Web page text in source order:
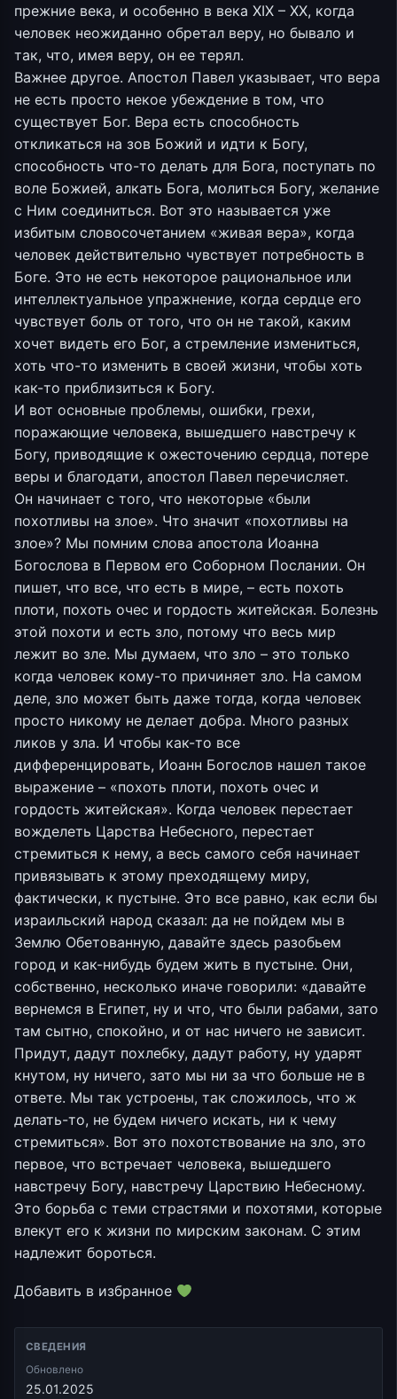
прежние века, и особенно в века XIX – XX, когда
человек неожиданно обретал веру, но бывало и
так, что, имея веру, он ее терял.
Важнее другое. Апостол Павел указывает, что вера
не есть просто некое убеждение в том, что
существует Бог. Вера есть способность
откликаться на зов Божий и идти к Богу,
способность что-то делать для Бога, поступать по
воле Божией, алкать Бога, молиться Богу, желание
с Ним соединиться. Вот это называется уже
избитым словосочетанием «живая вера», когда
человек действительно чувствует потребность в
Боге. Это не есть некоторое рациональное или
интеллектуальное упражнение, когда сердце его
чувствует боль от того, что он не такой, каким
хочет видеть его Бог, а стремление измениться,
хоть что-то изменить в своей жизни, чтобы хоть
как-то приблизиться к Богу.
И вот основные проблемы, ошибки, грехи,
поражающие человека, вышедшего навстречу к
Богу, приводящие к ожесточению сердца, потере
веры и благодати, апостол Павел перечисляет.
Он начинает с того, что некоторые «были
похотливы на злое». Что значит «похотливы на
злое»? Мы помним слова апостола Иоанна
Богослова в Первом его Соборном Послании. Он
пишет, что все, что есть в мире, – есть похоть
плоти, похоть очес и гордость житейская. Болезнь
этой похоти и есть зло, потому что весь мир
лежит во зле. Мы думаем, что зло – это только
когда человек кому-то причиняет зло. На самом
деле, зло может быть даже тогда, когда человек
просто никому не делает добра. Много разных
ликов у зла. И чтобы как-то все
дифференцировать, Иоанн Богослов нашел такое
выражение – «похоть плоти, похоть очес и
гордость житейская». Когда человек перестает
вожделеть Царства Небесного, перестает
стремиться к нему, а весь самого себя начинает
привязывать к этому преходящему миру,
фактически, к пустыне. Это все равно, как если бы
израильский народ сказал: да не пойдем мы в
Землю Обетованную, давайте здесь разобьем
город и как-нибудь будем жить в пустыне. Они,
собственно, несколько иначе говорили: «давайте
вернемся в Египет, ну и что, что были рабами, зато
там сытно, спокойно, и от нас ничего не зависит.
Придут, дадут похлебку, дадут работу, ну ударят
кнутом, ну ничего, зато мы ни за что больше не в
ответе. Мы так устроены, так сложилось, что ж
делать-то, не будем ничего искать, ни к чему
стремиться». Вот это похотствование на зло, это
первое, что встречает человека, вышедшего
навстречу Богу, навстречу Царствию Небесному.
Это борьба с теми страстями и похотями, которые
влекут его к жизни по мирским законам. С этим
надлежит бороться.
Добавить в избранное
СВЕДЕНИЯ
Обновлено
25.01.2025